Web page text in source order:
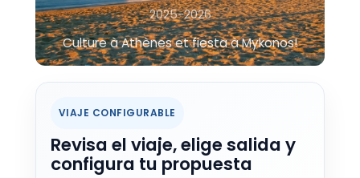
2025-2026
Culture à Athènes et fiesta à Mykonos!
VIAJE CONFIGURABLE
Revisa el viaje, elige salida y
configura tu propuesta